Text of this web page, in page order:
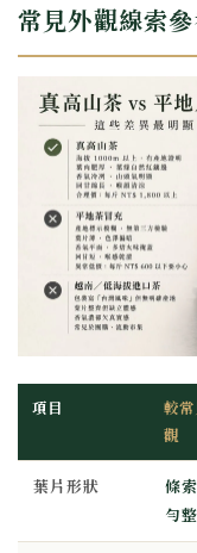
常見外觀線索
項目
較
觀
葉片形狀
條
勻整